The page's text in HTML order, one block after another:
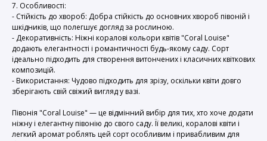
7. Особливості:
- Стійкість до хвороб: Добра стійкість до основних хвороб півоній і
шкідників, що полегшує догляд за рослиною.
- Декоративність: Ніжні коралові кольори квітів "Coral Louise"
додають елегантності і романтичності будь-якому саду. Сорт
ідеально підходить для створення витончених і класичних квіткових
композицій.
- Використання: Чудово підходить для зрізу, оскільки квіти довго
зберігають свій свіжий вигляд у вазі.
Півонія "Coral Louise" — це відмінний вибір для тих, хто хоче додати
ніжну і елегантну півонію до свого саду. Її великі, коралові квіти і
легкий аромат роблять цей сорт особливим і привабливим для